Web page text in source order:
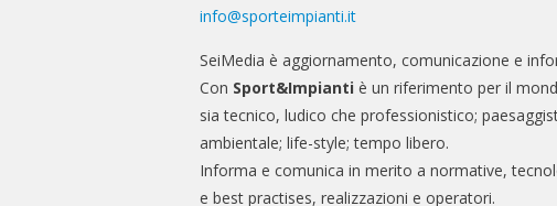
info@sporteimpianti.it
SeiMedia è aggiornamento, comunicazione e
Con Sport&Impianti è un riferimento per il
sia tecnico, ludico che professionistico;
ambientale; life-style; tempo libero.
Informa e comunica in merito a normative,
e best practises, realizzazioni e operatori.